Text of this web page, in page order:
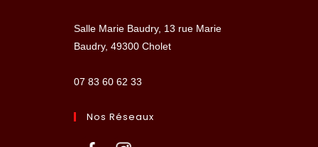
Salle Marie Baudry, 13 rue Marie
Baudry, 49300 Cholet
07 83 60 62 33
Nos Réseaux